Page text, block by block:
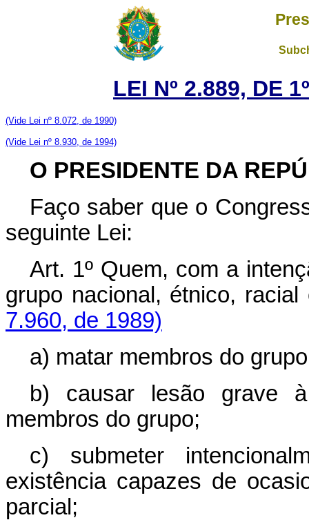
LEI Nº 2.889, DE
(Vide Lei nº 8.072, de 1990)
(Vide Lei nº 8.930, de 1994)
O PRESIDENTE DA
Faço saber que o
seguinte Lei:
Art. 1º Quem, com a
grupo nacional, étnico,
7.960, de 1989)
a) matar membros do
b) causar lesão grave
membros do grupo;
c) submeter
existência capazes de
parcial;